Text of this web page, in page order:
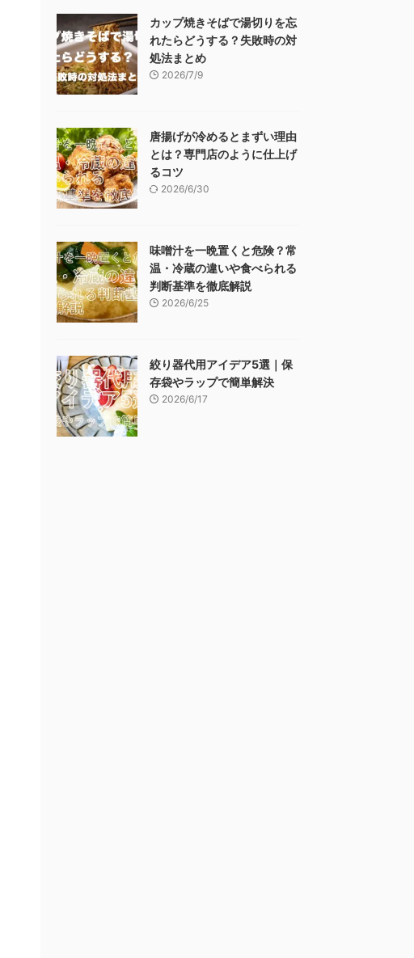
カップ焼きそばで湯切りを忘
れたらどうする？失敗時の対
処法まとめ
2026/7/9
唐揚げが冷めるとまずい理由
とは？専門店のように仕上げ
るコツ
2026/6/30
味噌汁を一晩置くと危険？常
温・冷蔵の違いや食べられる
判断基準を徹底解説
2026/6/25
絞り器代用アイデア5選｜保
存袋やラップで簡単解決
2026/6/17